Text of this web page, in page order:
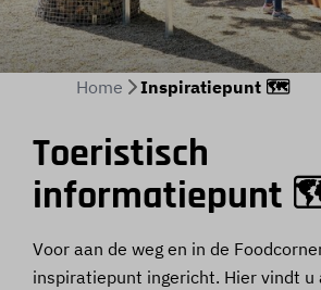
Home Inspiratiepunt 🗺️
Toeristisch
informatiepunt
Voor aan de weg en in de
inspiratiepunt ingericht. Hier vindt